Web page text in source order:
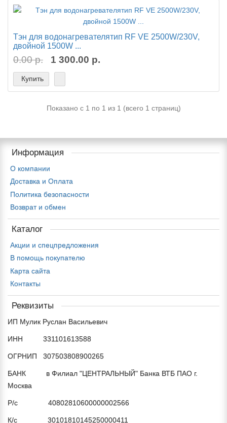
Тэн для водонагревателятип RF VE 2500W/230V,
двойной 1500W ...
0.00 р. 1 300.00 р.
Купить
Показано с 1 по 1 из 1 (всего 1 страниц)
Информация
О компании
Доставка и Оплата
Политика безопасности
Возврат и обмен
Каталог
Акции и спецпредложения
В помощь покупателю
Карта сайта
Контакты
Реквизиты
ИП Мулик Руслан Васильевич
ИНН 331101613588
ОГРНИП 307503808900265
БАНК в Филиал "ЦЕНТРАЛЬНЫЙ" Банка ВТБ ПАО г.
Москва
Р/с 40802810600000002566
К/с 30101810145250000411